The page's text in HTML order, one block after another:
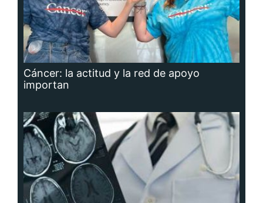
Cáncer: la actitud y la red de apoyo
importan